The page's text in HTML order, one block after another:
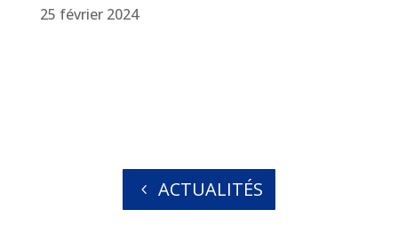
25 février 2024
ACTUALITÉS